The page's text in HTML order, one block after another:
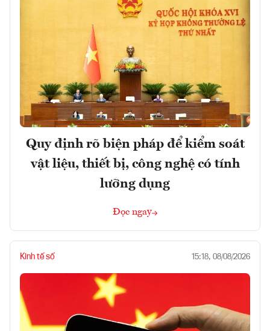
Quy định rõ biện pháp để kiểm soát
vật liệu, thiết bị, công nghệ có tính
lưỡng dụng
Đọc ngay
Kinh tế số 15:18, 08/08/2026